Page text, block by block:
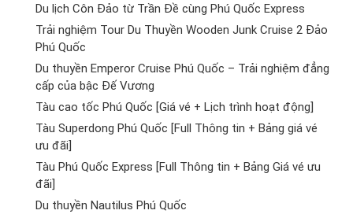
Du lịch Côn Đảo từ Trần Đề cùng Phú Quốc Express
Trải nghiệm Tour Du Thuyền Wooden Junk Cruise 2 Đảo
Phú Quốc
Du thuyền Emperor Cruise Phú Quốc – Trải nghiệm đẳng
cấp của bậc Đế Vương
Tàu cao tốc Phú Quốc [Giá vé + Lịch trình hoạt động]
Tàu Superdong Phú Quốc [Full Thông tin + Bảng giá vé
ưu đãi]
Tàu Phú Quốc Express [Full Thông tin + Bảng Giá vé ưu
đãi]
Du thuyền Nautilus Phú Quốc